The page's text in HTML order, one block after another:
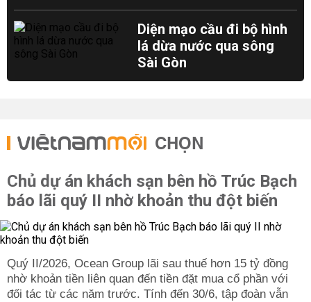
Diện mạo cầu đi bộ hình
lá dừa nước qua sông
Sài Gòn
CHỌN
Chủ dự án khách sạn bên hồ Trúc Bạch
báo lãi quý II nhờ khoản thu đột biến
Quý II/2026, Ocean Group lãi sau thuế hơn 15 tỷ đồng
nhờ khoản tiền liên quan đến tiền đặt mua cổ phần với
đối tác từ các năm trước. Tính đến 30/6, tập đoàn vẫn